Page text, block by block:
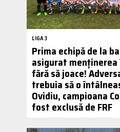
LIGA 3
Prima echipă de la
asigurat menținerea
fără să joace!
trebuia să o
Ovidiu, campioana
fost exclusă de FRF